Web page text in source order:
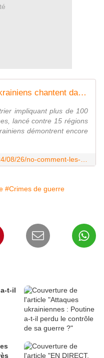
Vidéo. No Comment. Les Ukrainiens chantent dans le métro, en s'abritant d'une frappe massive russe
impliquant plus de 100
lancé contre 15 régions
démontrent encore
#Crimes de guerre
t-il